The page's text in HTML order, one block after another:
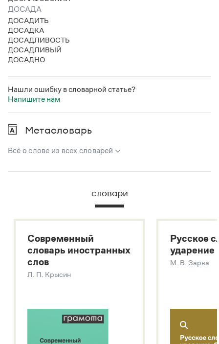
ДОСАДА
ДОСАДИТЬ
ДОСАДКА
ДОСАДЛИВОСТЬ
ДОСАДЛИВЫЙ
ДОСАДНО
Нашли ошибку в словарной статье?
Напишите нам
Метасловарь
Всё о слове из всех словарей
В метасловаре Грамоты в удобном виде собрана вся
Русский орфографический словарь
Большой толковый словарь русских глаголов
Современный словарь иностранных слов
Звук – технология синтеза платформы
SaluteSpeech
словари
Современный
словарь иностранных
слов
Л. П. Крысин
Русское
ударение
М. В. Зарва